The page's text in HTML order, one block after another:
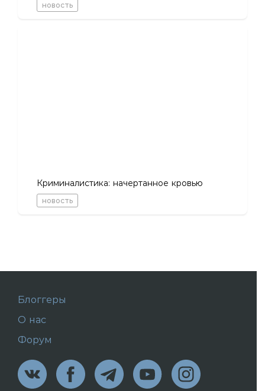
новость
Криминалистика: начертанное кровью
новость
Блоггеры
О нас
Форум